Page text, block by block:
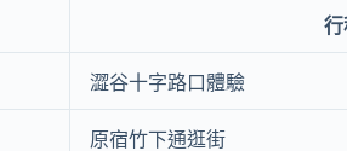
行
澀谷十字路口體驗
原宿竹下通逛街